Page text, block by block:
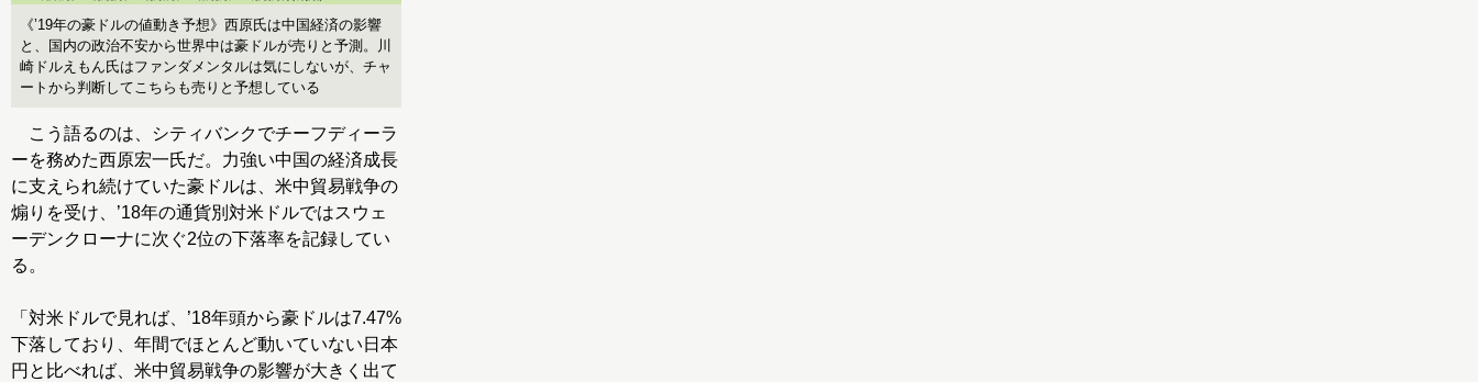
《’19年の豪ドルの値動き予想》西原氏は中国経済の影響
と、国内の政治不安から世界中は豪ドルが売りと予測。川
崎ドルえもん氏はファンダメンタルは気にしないが、チャ
ートから判断してこちらも売りと予想している
こう語るのは、シティバンクでチーフディーラ
ーを務めた西原宏一氏だ。力強い中国の経済成長
に支えられ続けていた豪ドルは、米中貿易戦争の
煽りを受け、’18年の通貨別対米ドルではスウェ
ーデンクローナに次ぐ2位の下落率を記録してい
る。
「対米ドルで見れば、’18年頭から豪ドルは7.47%
下落しており、年間でほとんど動いていない日本
円と比べれば、米中貿易戦争の影響が大きく出て